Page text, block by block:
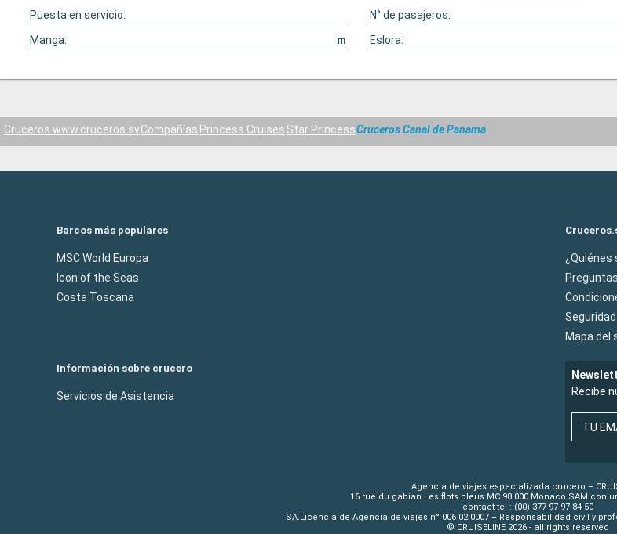
Puesta en servicio: N° de pasajeros:
Manga:
m Eslora:
Cruceros www.cruceros.svCompañías Princess Cruises Star PrincessCruceros Canal de Panamá
Barcos más populares
MSC World Europa
Icon of the Seas
Costa Toscana
¿Quiénes
Seguridad
Mapa del
Información sobre crucero
Servicios de Asistencia
Recibe
TU
Agencia de viajes especializada crucero –
16 rue du gabian Les flots bleus MC 98 000 Monaco SAM con
contact tel : (00) 377 97 97 84 50
SA.Licencia de Agencia de viajes n° 006 02 0007 – Responsabilidad civil y
© CRUISELINE 2026 - all rights reserved